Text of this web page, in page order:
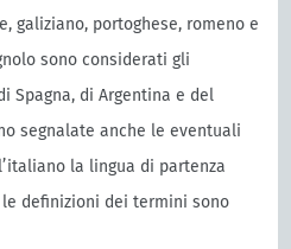
galiziano, portoghese, romeno e
sono considerati gli
Spagna, di Argentina e del
segnalate anche le eventuali
la lingua di partenza
definizioni dei termini sono